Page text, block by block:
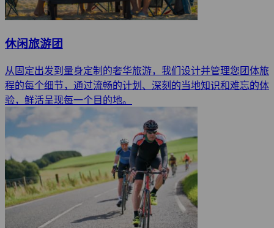
休闲旅游团
从固定出发到量身定制的奢华旅游，我们设计并管理您团体旅
程的每个细节，通过流畅的计划、深刻的当地知识和难忘的体
验，鲜活呈现每一个目的地。